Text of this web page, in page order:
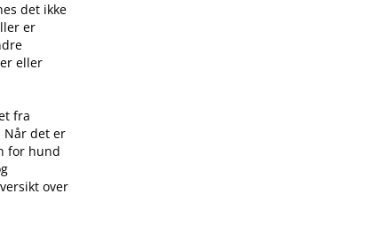
det ikke
er
eller
fra
Når det er
for hund
over